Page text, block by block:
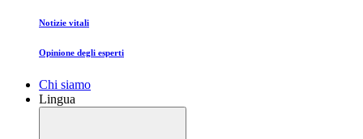
Notizie vitali
Opinione degli esperti
Chi siamo
Lingua